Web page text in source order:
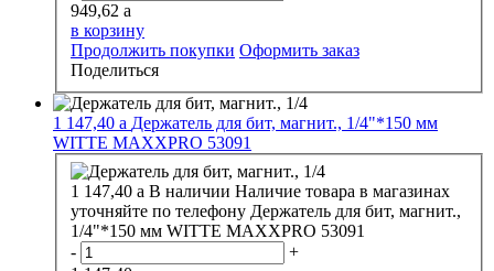
949,62 a
в корзину
Продолжить покупки Оформить заказ
Поделиться
1 147,40 a Держатель для бит, магнит., 1/4"*150 мм
WITTE MAXXPRO 53091
1 147,40 a В наличии Наличие товара в магазинах
уточняйте по телефону Держатель для бит, магнит.,
1/4"*150 мм WITTE MAXXPRO 53091
-
+